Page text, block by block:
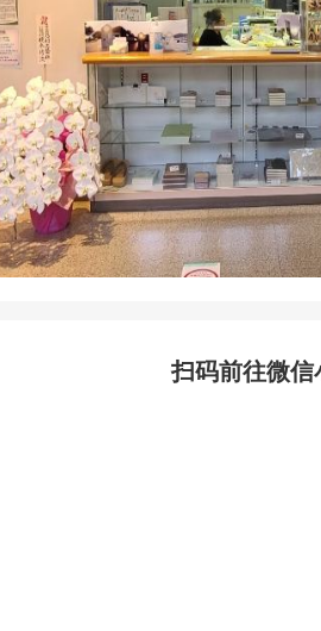
扫码前往微信